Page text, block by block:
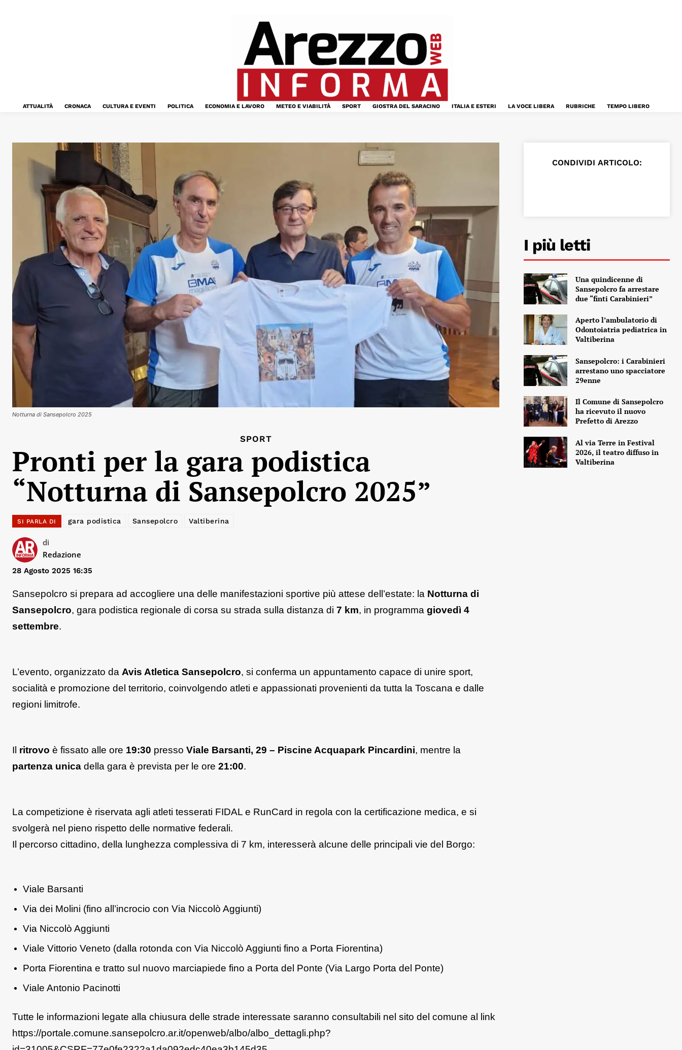
ATTUALITÀ CRONACA CULTURA E EVENTI POLITICA ECONOMIA E LAVORO METEO E VIABILITÀ SPORT GIOSTRA DEL SARACINO ITALIA E ESTERI LA VOCE LIBERA RUBRICHE TEMPO LIBERO
Notturna di Sansepolcro 2025
SPORT
Pronti per la gara podistica
“Notturna di Sansepolcro 2025”
SI PARLA DI gara podistica Sansepolcro Valtiberina
di
Redazione
28 Agosto 2025 16:35
Sansepolcro si prepara ad accogliere una delle manifestazioni sportive più attese dell’estate: la Notturna di
Sansepolcro, gara podistica regionale di corsa su strada sulla distanza di 7 km, in programma giovedì 4
settembre.
L’evento, organizzato da Avis Atletica Sansepolcro, si conferma un appuntamento capace di unire sport,
socialità e promozione del territorio, coinvolgendo atleti e appassionati provenienti da tutta la Toscana e dalle
regioni limitrofe.
Il ritrovo è fissato alle ore 19:30 presso Viale Barsanti, 29 – Piscine Acquapark Pincardini, mentre la
partenza unica della gara è prevista per le ore 21:00.
La competizione è riservata agli atleti tesserati FIDAL e RunCard in regola con la certificazione medica, e si
svolgerà nel pieno rispetto delle normative federali.
Il percorso cittadino, della lunghezza complessiva di 7 km, interesserà alcune delle principali vie del Borgo:
Viale Barsanti
Via dei Molini (fino all’incrocio con Via Niccolò Aggiunti)
Via Niccolò Aggiunti
Viale Vittorio Veneto (dalla rotonda con Via Niccolò Aggiunti fino a Porta Fiorentina)
Porta Fiorentina e tratto sul nuovo marciapiede fino a Porta del Ponte (Via Largo Porta del Ponte)
Viale Antonio Pacinotti
Tutte le informazioni legate alla chiusura delle strade interessate saranno consultabili nel sito del comune al link
https://portale.comune.sansepolcro.ar.it/openweb/albo/albo_dettagli.php?
CONDIVIDI ARTICOLO:
I più letti
Una quindicenne di
Sansepolcro fa arrestare
due “finti Carabinieri”
Aperto l’ambulatorio di
Odontoiatria pediatrica in
Valtiberina
Sansepolcro: i Carabinieri
arrestano uno spacciatore
29enne
Il Comune di Sansepolcro
ha ricevuto il nuovo
Prefetto di Arezzo
Al via Terre in Festival
2026, il teatro diffuso in
Valtiberina